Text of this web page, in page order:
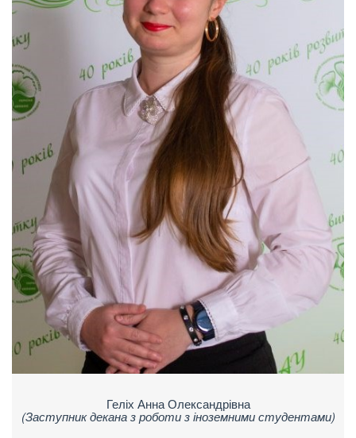
Геліх Анна Олександрівна
(Заступник декана з роботи з іноземними студентами)